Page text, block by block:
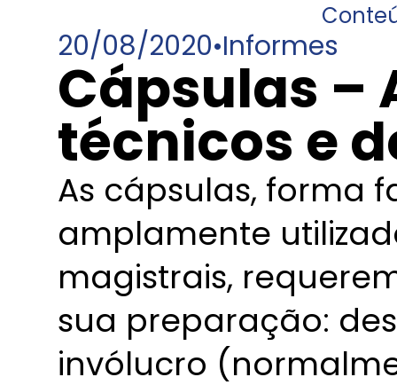
20/08/2020•Informes
Cápsulas –
técnicos e
As cápsulas, forma
amplamente
magistrais,
sua preparação:
invólucro